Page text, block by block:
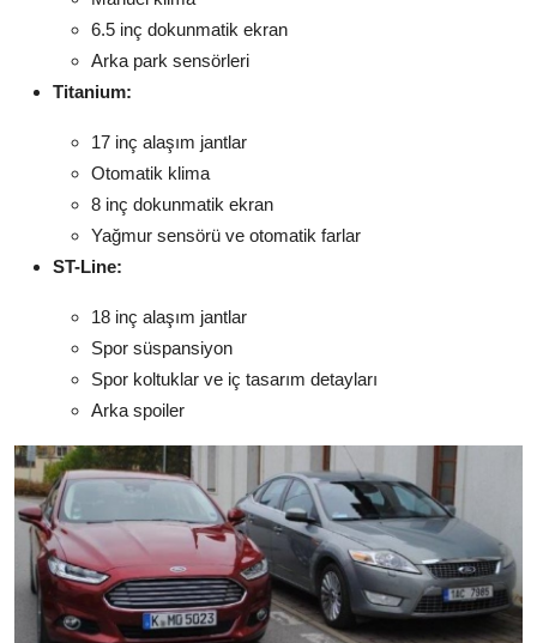
6.5 inç dokunmatik ekran
Arka park sensörleri
Titanium:
17 inç alaşım jantlar
Otomatik klima
8 inç dokunmatik ekran
Yağmur sensörü ve otomatik farlar
ST-Line:
18 inç alaşım jantlar
Spor süspansiyon
Spor koltuklar ve iç tasarım detayları
Arka spoiler